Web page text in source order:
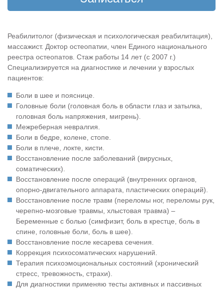
Реабилитолог (физическая и психологическая реабилитация),
массажист. Доктор остеопатии, член Единого национального
реестра остеопатов. Стаж работы 14 лет (с 2007 г.)
Специализируется на диагностике и лечении у взрослых
пациентов:
Боли в шее и пояснице.
Головные боли (головная боль в области глаз и затылка,
головная боль напряжения, мигрень).
Межреберная невралгия.
Боли в бедре, колене, стопе.
Боли в плече, локте, кисти.
Восстановление после заболеваний (вирусных,
соматических).
Восстановление после операций (внутренних органов,
опорно-двигательного аппарата, пластических операций).
Восстановление после травм (переломы ног, переломы рук,
черепно-мозговые травмы, хлыстовая травма) –
Беременные с болью (симфизит, боль в крестце, боль в
спине, головные боли, боль в шее).
Восстановление после кесарева сечения.
Коррекция психосоматических нарушений.
Терапия психоэмоциональных состояний (хронический
стресс, тревожность, страхи).
Для диагностики применяю тесты активных и пассивных